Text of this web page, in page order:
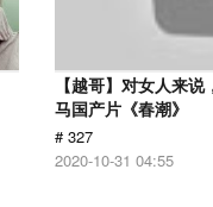
【越哥】对女人来
马国产片《春潮》
# 327
2020-10-31 04:55